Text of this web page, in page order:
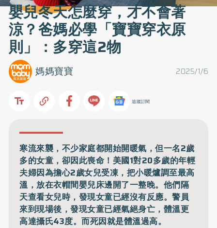
嬰兒冬天怎麼穿，才不會著
涼？爸媽必學「寶寶穿衣原
則」：多穿這2物
2025/1/6
媽媽寶寶
追蹤訂閱
寒流來襲，不少家庭都開始開暖氣，但一名2歲
多的女童，卻因此喪命！美國1對20多歲的年輕
夫婦因為擔心2歲女兒受凍，把小暖爐調至最高
溫，放在衣帽間嬰兒床邊開了一整晚。他們隔
天查看女兒時，發現女童已經沒有反應。警員
來到現場後，發現女童已經氣絕身亡，體溫更
高達攝氏43度。而死因就是體溫過高。